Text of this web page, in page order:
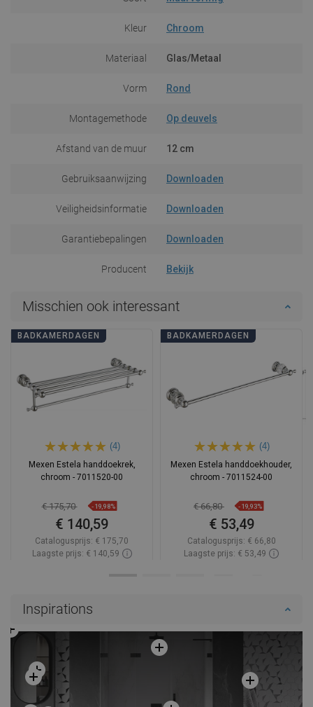
Kleur Chroom
Materiaal Glas/Metaal
Vorm Rond
Montagemethode Op deuvels
Afstand van de muur 12 cm
Gebruiksaanwijzing Downloaden
Veiligheidsinformatie Downloaden
Garantiebepalingen Downloaden
Producent Bekijk
Misschien ook interessant
BADKAMERDAGEN
(4)
Mexen Estela handdoekrek,
chroom - 7011520-00
€ 175,70 -19,98%
€ 140,59
Catalogusprijs: € 175,70
Laagste prijs: € 140,59
BADKAMERDAGEN
(4)
Mexen Estela handdoekhouder,
chroom - 7011524-00
€ 66,80 -19,93%
€ 53,49
Catalogusprijs: € 66,80
Laagste prijs: € 53,49
Inspirations